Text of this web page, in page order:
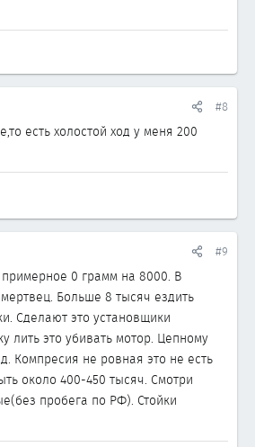
#8
есть холостой ход у меня 200
#9
примерное 0 грамм на 8000. В
Больше 8 тысяч ездить
Сделают это установщики
лить это убивать мотор. Цепному
Компресия не ровная это не есть
около 400-450 тысяч. Смотри
пробега по РФ). Стойки